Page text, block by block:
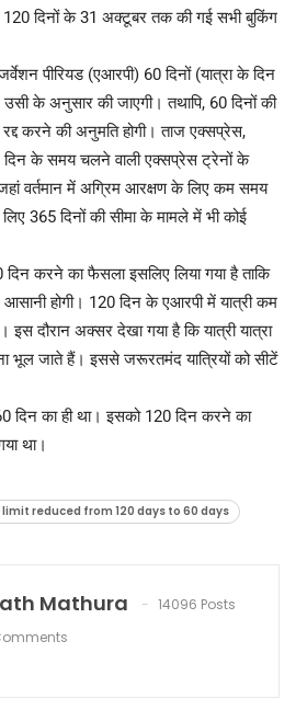
120 दिनों के 31 अक्टूबर तक की गई सभी बुकिंग
पीरियड (एआरपी) 60 दिनों (यात्रा के दिन
के अनुसार की जाएगी। तथापि, 60 दिनों की
करने की अनुमति होगी। ताज एक्सप्रेस,
के समय चलने वाली एक्सप्रेस ट्रेनों के
वर्तमान में अग्रिम आरक्षण के लिए कम समय
365 दिनों की सीमा के मामले में भी कोई
करने का फैसला इसलिए लिया गया है ताकि
आसानी होगी। 120 दिन के एआरपी में यात्री कम
दौरान अक्सर देखा गया है कि यात्री यात्रा
भूल जाते हैं। इससे जरूरतमंद यात्रियों को सीटें
दिन का ही था। इसको 120 दिन करने का
था।
reduced from 120 days to 60 days
Mathura
14096 Posts